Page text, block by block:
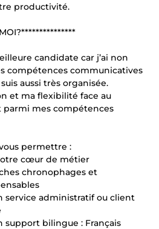
productivité.
candidate car j’ai non
compétences communicatives
aussi très organisée.
et ma flexibilité face au
mes compétences
permettre :
cœur de métier
chronophages et
service administratif ou client
support bilingue : Français